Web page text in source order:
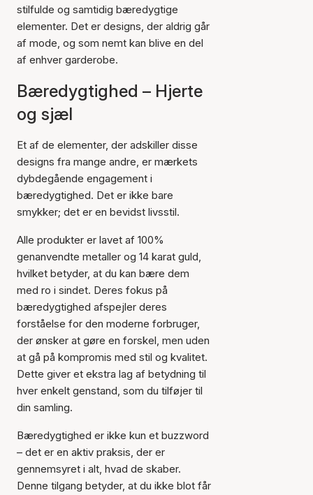
stilfulde og samtidig bæredygtige
elementer. Det er designs, der aldrig går
af mode, og som nemt kan blive en del
af enhver garderobe.
Bæredygtighed – Hjerte
og sjæl
Et af de elementer, der adskiller disse
designs fra mange andre, er mærkets
dybdegående engagement i
bæredygtighed. Det er ikke bare
smykker; det er en bevidst livsstil.
Alle produkter er lavet af 100%
genanvendte metaller og 14 karat guld,
hvilket betyder, at du kan bære dem
med ro i sindet. Deres fokus på
bæredygtighed afspejler deres
forståelse for den moderne forbruger,
der ønsker at gøre en forskel, men uden
at gå på kompromis med stil og kvalitet.
Dette giver et ekstra lag af betydning til
hver enkelt genstand, som du tilføjer til
din samling.
Bæredygtighed er ikke kun et buzzword
– det er en aktiv praksis, der er
gennemsyret i alt, hvad de skaber.
Denne tilgang betyder, at du ikke blot får